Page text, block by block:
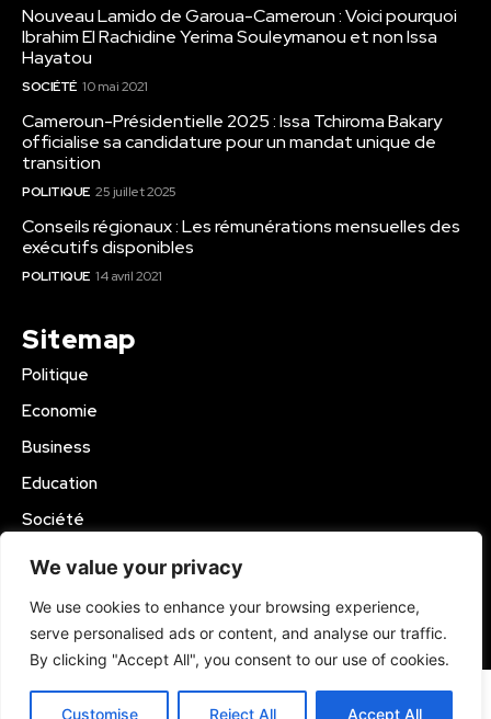
We value your privacy
We use cookies to enhance your browsing experience,
serve personalised ads or content, and analyse our traffic.
By clicking "Accept All", you consent to our use of cookies.
Customise Reject All Accept All
Nouveau Lamido de Garoua-Cameroun : Voici pourquoi
Ibrahim El Rachidine Yerima Souleymanou et non Issa
Hayatou
SOCIÉTÉ 10 mai 2021
Cameroun-Présidentielle 2025 : Issa Tchiroma Bakary
officialise sa candidature pour un mandat unique de
transition
POLITIQUE 25 juillet 2025
Conseils régionaux : Les rémunérations mensuelles des
exécutifs disponibles
POLITIQUE 14 avril 2021
Sitemap
Politique
Economie
Business
Education
Société
Sport
© 2024 Kamer Infos+. All Rights Reserved.